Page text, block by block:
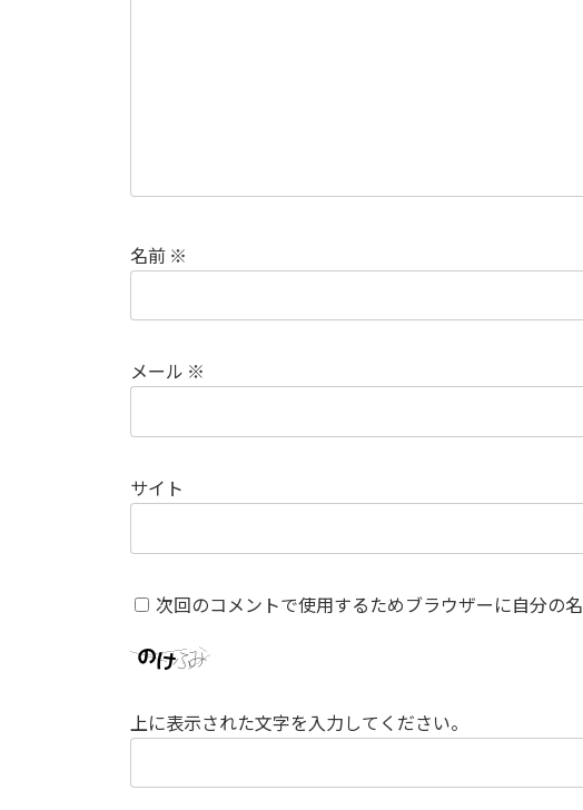
名前 ※
メール ※
サイト
次回のコメントで使用するためブラウザーに自分の
上に表示された文字を入力してください。